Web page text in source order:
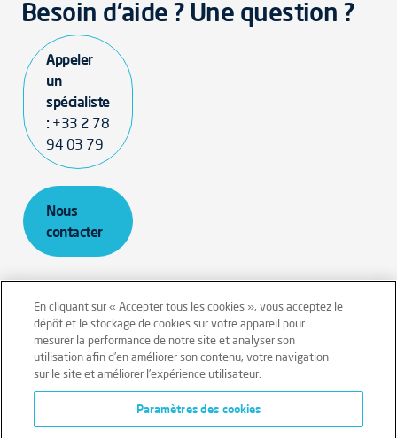
Besoin d'aide ? Une question ?
Appeler
un
spécialiste
: +33 2 78
94 03 79
Nous
contacter
Mentions légales
Conditions générales
Données personnelles
Données personnelles – Volontaires
Cookies
En cliquant sur « Accepter tous les cookies », vous acceptez le
dépôt et le stockage de cookies sur votre appareil pour
mesurer la performance de notre site et analyser son
utilisation afin d’en améliorer son contenu, votre navigation
sur le site et améliorer l’expérience utilisateur.
Paramètres des cookies